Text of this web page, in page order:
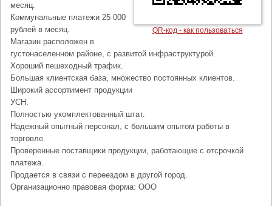
QR-код - как пользоваться
месяц.
Коммунальные платежи 25 000
рублей в месяц.
Магазин расположен в
густонаселенном районе, с развитой инфраструктурой.
Хороший пешеходный трафик.
Большая клиентская база, множество постоянных клиентов.
Широкий ассортимент продукции
УСН.
Полностью укомплектованный штат.
Надежный опытный персонал, с большим опытом работы в
торговле.
Проверенные поставщики продукции, работающие с отсрочкой
платежа.
Продается в связи с переездом в другой город.
Организационно правовая форма: ООО